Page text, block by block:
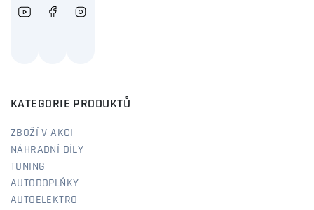
KATEGORIE PRODUKTŮ
ZBOŽÍ V AKCI
NÁHRADNÍ DÍLY
TUNING
AUTODOPLŇKY
AUTOELEKTRO